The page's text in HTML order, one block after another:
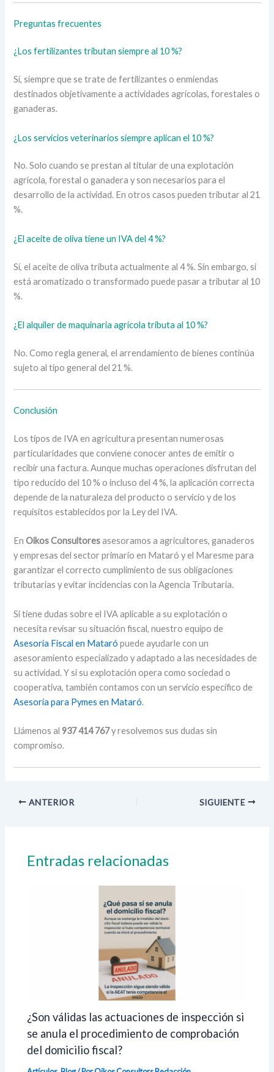
Preguntas frecuentes
¿Los fertilizantes tributan siempre al 10 %?
Sí, siempre que se trate de fertilizantes o enmiendas
destinados objetivamente a actividades agrícolas, forestales o
ganaderas.
¿Los servicios veterinarios siempre aplican el 10 %?
No. Solo cuando se prestan al titular de una explotación
agrícola, forestal o ganadera y son necesarios para el
desarrollo de la actividad. En otros casos pueden tributar al 21
%.
¿El aceite de oliva tiene un IVA del 4 %?
Sí, el aceite de oliva tributa actualmente al 4 %. Sin embargo, si
está aromatizado o transformado puede pasar a tributar al 10
%.
¿El alquiler de maquinaria agrícola tributa al 10 %?
No. Como regla general, el arrendamiento de bienes continúa
sujeto al tipo general del 21 %.
Conclusión
Los tipos de IVA en agricultura presentan numerosas
particularidades que conviene conocer antes de emitir o
recibir una factura. Aunque muchas operaciones disfrutan del
tipo reducido del 10 % o incluso del 4 %, la aplicación correcta
depende de la naturaleza del producto o servicio y de los
requisitos establecidos por la Ley del IVA.
EnOikos Consultoresasesoramos a agricultores, ganaderos
y empresas del sector primario en Mataró y el Maresme para
garantizar el correcto cumplimiento de sus obligaciones
tributarias y evitar incidencias con la Agencia Tributaria.
Si tiene dudas sobre el IVA aplicable a su explotación o
necesita revisar su situación fiscal, nuestro equipo de
Asesoría Fiscal en Mataró puede ayudarle con un
asesoramiento especializado y adaptado a las necesidades de
su actividad. Y si su explotación opera como sociedad o
cooperativa, también contamos con un servicio específico de
Asesoría para Pymes en Mataró.
Llámenos al937 414 767y resolvemos sus dudas sin
compromiso.
ANTERIOR SIGUIENTE
Entradas relacionadas
¿Son válidas las actuaciones de inspección si
se anula el procedimiento de comprobación
del domicilio fiscal?